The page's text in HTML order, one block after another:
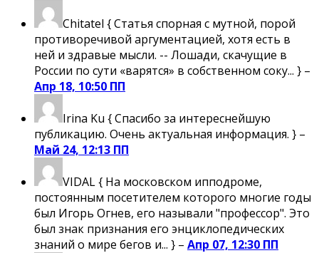
Chitatel { Статья спорная с мутной, порой
противоречивой аргументацией, хотя есть в
ней и здравые мысли. -- Лошади, скачущие в
России по сути «варятся» в собственном соку... } –
Апр 18, 10:50 ПП
Irina Ku { Спасибо за интереснейшую
публикацию. Очень актуальная информация. } –
Май 24, 12:13 ПП
VIDAL{ На московском ипподроме,
постоянным посетителем которого многие годы
был Игорь Огнев, его называли "профессор". Это
был знак признания его энциклопедических
знаний о мире бегов и... } – Апр 07, 12:30 ПП